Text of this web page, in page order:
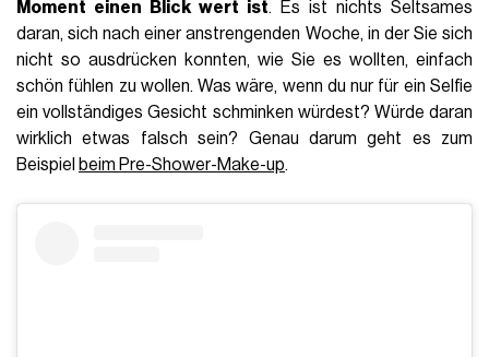
Moment einen Blick wert ist. Es ist nichts Seltsames
daran, sich nach einer anstrengenden Woche, in der Sie sich
nicht so ausdrücken konnten, wie Sie es wollten, einfach
schön fühlen zu wollen. Was wäre, wenn du nur für ein Selfie
ein vollständiges Gesicht schminken würdest? Würde daran
wirklich etwas falsch sein? Genau darum geht es zum
Beispiel beim Pre-Shower-Make-up.